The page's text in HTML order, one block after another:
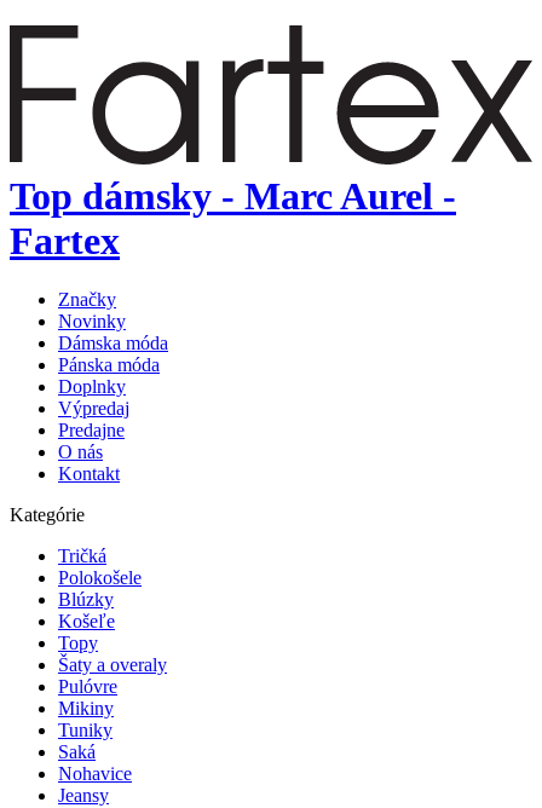
Top dámsky - Marc Aurel -
Fartex
Značky
Novinky
Dámska móda
Pánska móda
Doplnky
Výpredaj
Predajne
O nás
Kontakt
Kategórie
Tričká
Polokošele
Blúzky
Košeľe
Topy
Šaty a overaly
Pulóvre
Mikiny
Tuniky
Saká
Nohavice
Jeansy